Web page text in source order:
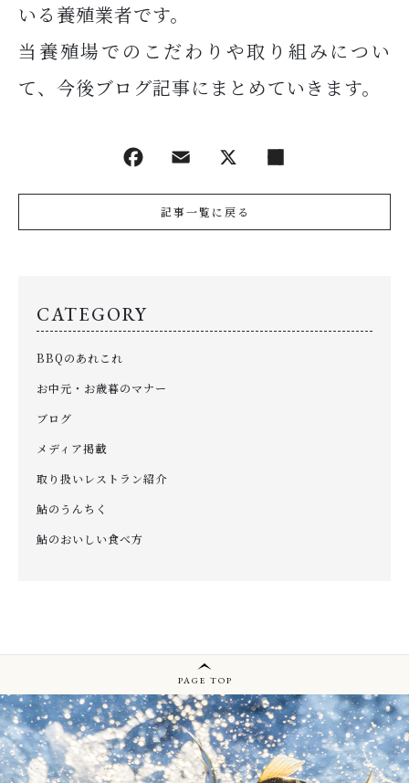
いる養殖業者です。
当養殖場でのこだわりや取り組みについ
て、今後ブログ記事にまとめていきます。
記事一覧に戻る
CATEGORY
BBQのあれこれ
お中元・お歳暮のマナー
ブログ
メディア掲載
取り扱いレストラン紹介
鮎のうんちく
鮎のおいしい食べ方
PAGE TOP